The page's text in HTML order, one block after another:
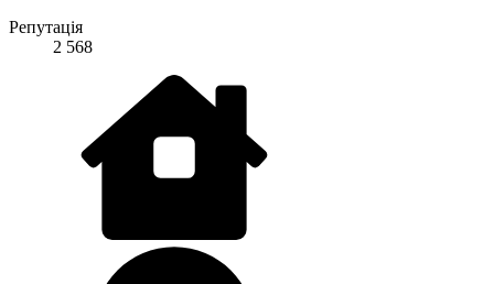
Репутація
2 568